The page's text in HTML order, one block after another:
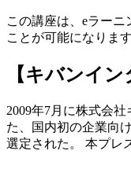
この講座は、eラー
ことが可能になりま
【キバンイ
2009年7月に株式会
た、国内初の企業向
選定された。 本プレ